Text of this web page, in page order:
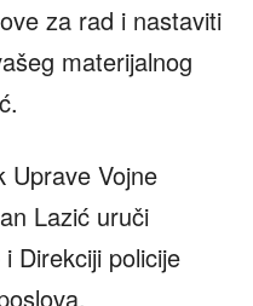
za rad i nastaviti
materijalnog
Uprave Vojne
Lazić uruči
Direkciji policije